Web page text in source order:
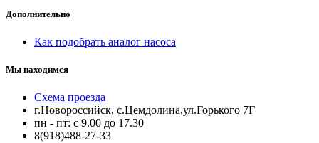
Дополнительно
Как подобрать аналог насоса
Мы находимся
Схема проезда
г.Новороссийск, с.Цемдолина,ул.Горького 7Г
пн - пт: с 9.00 до 17.30
8(918)488-27-33